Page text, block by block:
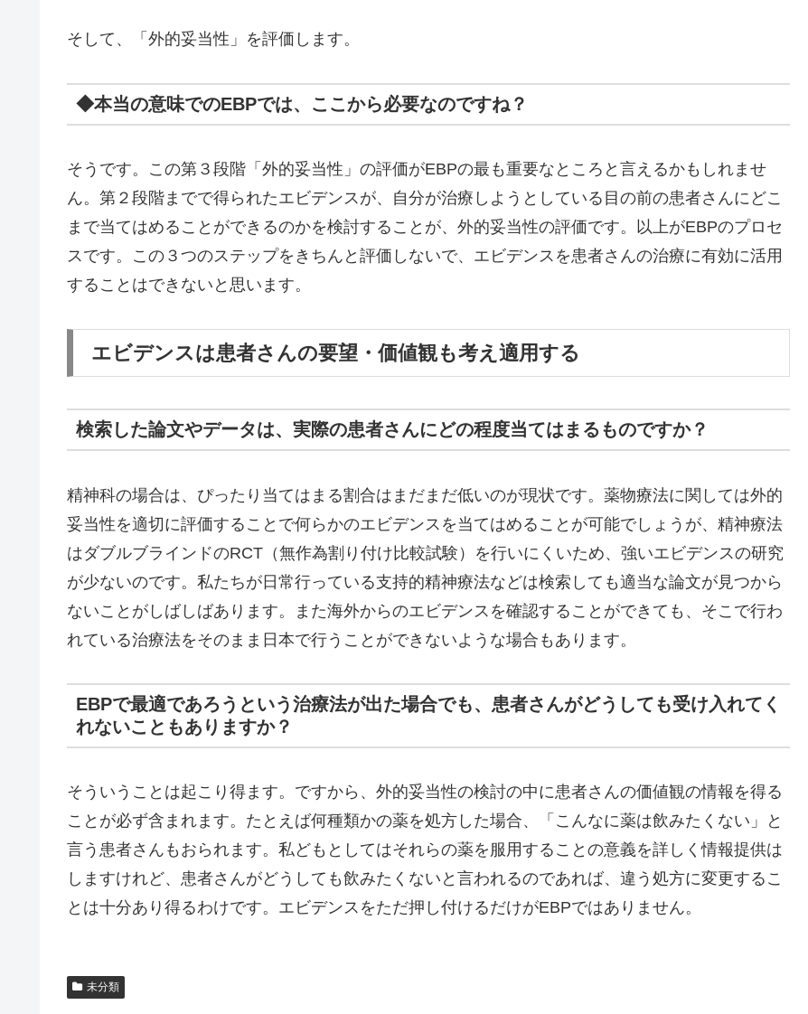
そして、「外的妥当性」を評価します。
◆本当の意味でのEBPでは、ここから必要なのですね？
そうです。この第３段階「外的妥当性」の評価がEBPの最も重要なところと言えるかもしれませ
ん。第２段階までで得られたエビデンスが、自分が治療しようとしている目の前の患者さんにどこ
まで当てはめることができるのかを検討することが、外的妥当性の評価です。以上がEBPのプロセ
スです。この３つのステップをきちんと評価しないで、エビデンスを患者さんの治療に有効に活用
することはできないと思います。
エビデンスは患者さんの要望・価値観も考え適用する
検索した論文やデータは、実際の患者さんにどの程度当てはまるものですか？
精神科の場合は、ぴったり当てはまる割合はまだまだ低いのが現状です。薬物療法に関しては外的
妥当性を適切に評価することで何らかのエビデンスを当てはめることが可能でしょうが、精神療法
はダブルブラインドのRCT（無作為割り付け比較試験）を行いにくいため、強いエビデンスの研究
が少ないのです。私たちが日常行っている支持的精神療法などは検索しても適当な論文が見つから
ないことがしばしばあります。また海外からのエビデンスを確認することができても、そこで行わ
れている治療法をそのまま日本で行うことができないような場合もあります。
EBPで最適であろうという治療法が出た場合でも、患者さんがどうしても受け入れてく
れないこともありますか？
そういうことは起こり得ます。ですから、外的妥当性の検討の中に患者さんの価値観の情報を得る
ことが必ず含まれます。たとえば何種類かの薬を処方した場合、「こんなに薬は飲みたくない」と
言う患者さんもおられます。私どもとしてはそれらの薬を服用することの意義を詳しく情報提供は
しますけれど、患者さんがどうしても飲みたくないと言われるのであれば、違う処方に変更するこ
とは十分あり得るわけです。エビデンスをただ押し付けるだけがEBPではありません。
未分類